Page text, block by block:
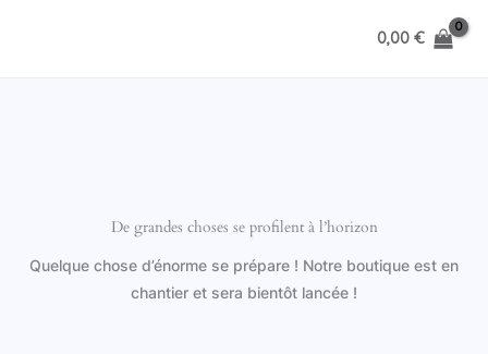
0,00€
De grandes choses se profilent à l’horizon
Quelque chose d’énorme se prépare ! Notre boutique est en
chantier et sera bientôt lancée !